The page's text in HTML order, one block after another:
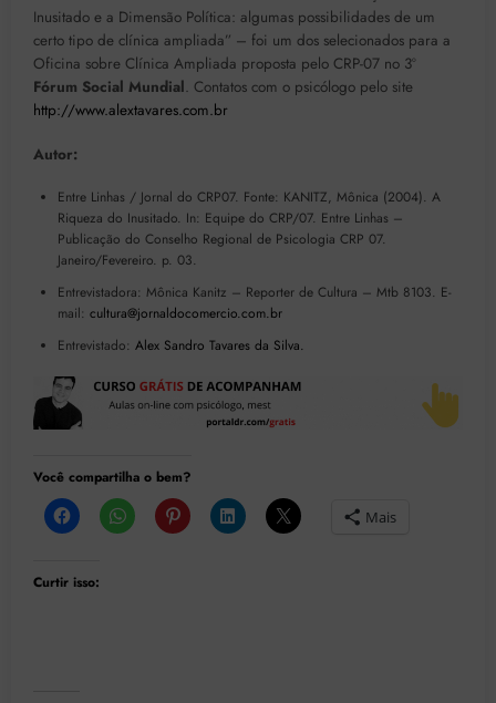
Inusitado e a Dimensão Política: algumas possibilidades de um
certo tipo de clínica ampliada” – foi um dos selecionados para a
Oficina sobre Clínica Ampliada proposta pelo CRP-07 no 3º
Fórum Social Mundial. Contatos com o psicólogo pelo site
http://www.alextavares.com.br
Autor:
Entre Linhas / Jornal do CRP07. Fonte: KANITZ, Mônica (2004). A
Riqueza do Inusitado. In: Equipe do CRP/07. Entre Linhas –
Publicação do Conselho Regional de Psicologia CRP 07.
Janeiro/Fevereiro. p. 03.
Entrevistadora: Mônica Kanitz – Reporter de Cultura – Mtb 8103. E-
mail: cultura@jornaldocomercio.com.br
Entrevistado: Alex Sandro Tavares da Silva.
Você compartilha o bem?
Mais
Curtir isso: